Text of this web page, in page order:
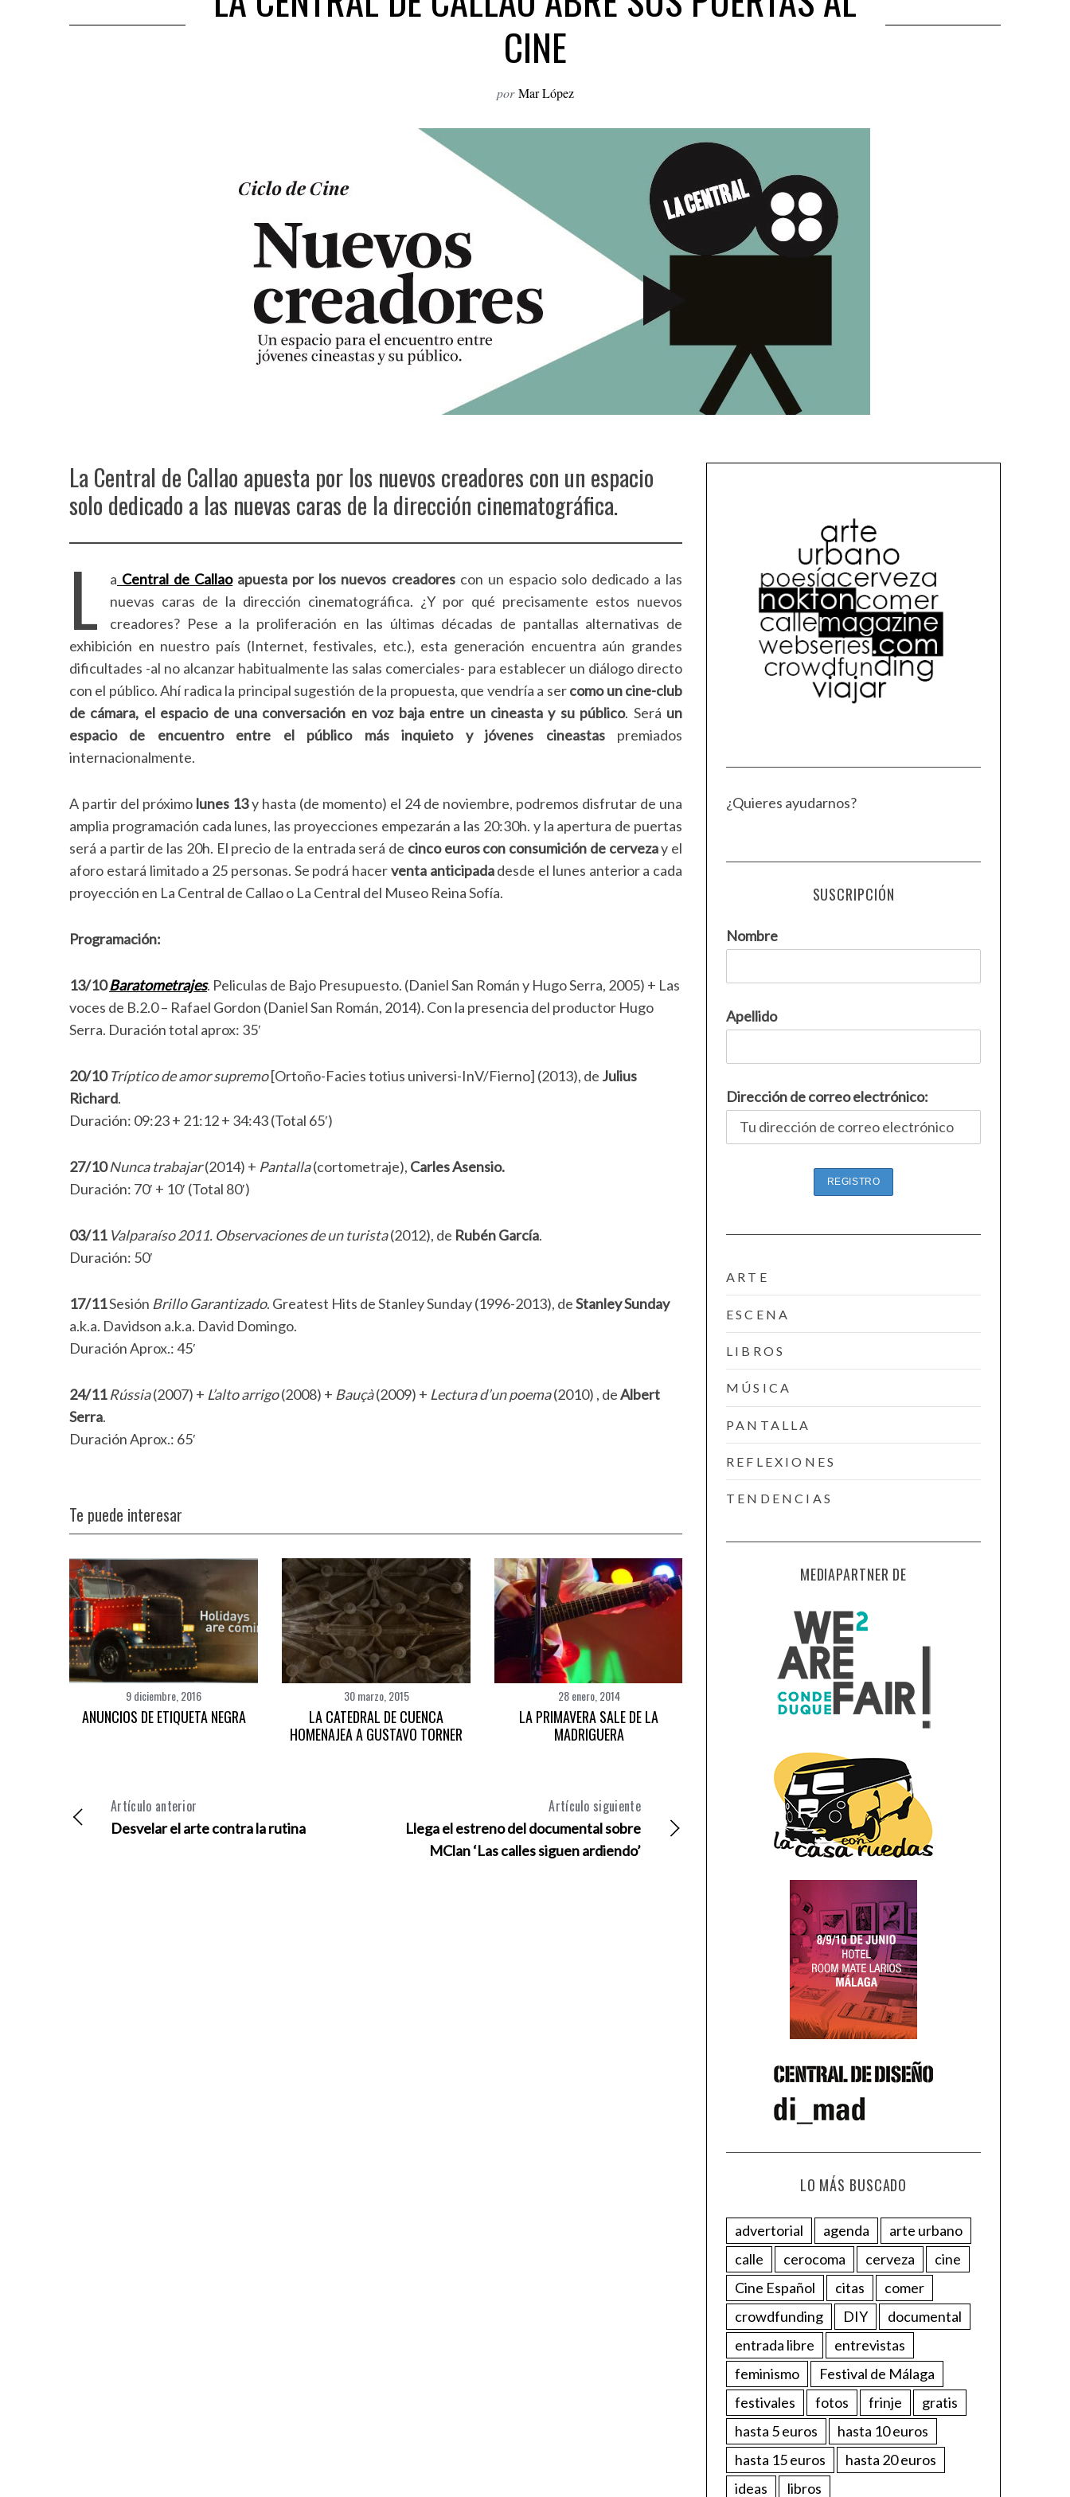
CINE
por Mar López
La Central de Callao apuesta por los nuevos creadores con un espacio
solo dedicado a las nuevas caras de la dirección cinematográfica.
L a Central de Callao apuesta por los nuevos creadorescon un espacio solo dedicado a las
nuevas caras de la dirección cinematográfica. ¿Y por qué precisamente estos nuevos
creadores? Pese a la proliferación en las últimas décadas de pantallas alternativas de
exhibición en nuestro país (Internet, festivales, etc.), esta generación encuentra aún grandes
dificultades -al no alcanzar habitualmente las salas comerciales- para establecer un diálogo directo
con el público. Ahí radica la principal sugestión de la propuesta, que vendría a sercomo un cine-club
de cámara, el espacio de una conversación en voz baja entre un cineasta y su público. Será un
espacio de encuentro entre el público más inquieto y jóvenes cineastaspremiados
internacionalmente.
A partir del próximo lunes 13y hasta (de momento) el 24 de noviembre, podremos disfrutar de una
amplia programación cada lunes, las proyecciones empezarán a las 20:30h. y la apertura de puertas
será a partir de las 20h. El precio de la entrada será de cinco euros con consumición de cervezay el
aforo estará limitado a 25 personas. Se podrá hacerventa anticipadadesde el lunes anterior a cada
proyección en La Central de Callao o La Central del Museo Reina Sofía.
Programación:
13/10Baratometrajes. Peliculas de Bajo Presupuesto. (Daniel San Román y Hugo Serra, 2005) + Las
voces de B.2.0 – Rafael Gordon (Daniel San Román, 2014). Con la presencia del productor Hugo
Serra. Duración total aprox: 35′
20/10 Tríptico de amor supremo[Ortoño-Facies totius universi-InV/Fierno] (2013), de Julius
Richard.
Duración: 09:23 + 21:12 + 34:43 (Total 65′)
27/10 Nunca trabajar(2014) + Pantalla(cortometraje), Carles Asensio.
Duración: 70′ + 10′ (Total 80′)
03/11 Valparaíso 2011. Observaciones de un turista(2012), de Rubén García.
Duración: 50′
17/11Sesión Brillo Garantizado. Greatest Hits de Stanley Sunday (1996-2013), deStanley Sunday
a.k.a. Davidson a.k.a. David Domingo.
Duración Aprox.: 45′
24/11 Rússia(2007) + L’alto arrigo(2008) + Bauçà(2009) + Lectura d’un poema(2010) , deAlbert
Serra.
Duración Aprox.: 65′
Te puede interesar
9 diciembre, 2016
ANUNCIOS DE ETIQUETA NEGRA
30 marzo, 2015
LA CATEDRAL DE CUENCA
HOMENAJEA A GUSTAVO TORNER
28 enero, 2014
LA PRIMAVERA SALE DE LA
MADRIGUERA
Artículo anterior
Desvelar el arte contra la rutina
Artículo siguiente
Llega el estreno del documental sobre
MClan ‘Las calles siguen ardiendo’
¿Quieres ayudarnos?
SUSCRIPCIÓN
Nombre
Apellido
Dirección de correo electrónico:
ARTE
ESCENA
LIBROS
MÚSICA
PANTALLA
REFLEXIONES
TENDENCIAS
MEDIAPARTNER DE
LO MÁS BUSCADO
advertorial agenda
arte urbano
calle
cerocoma cerveza
cine
Cine Español
citas
comer
crowdfunding
DIY
documental
entrada libre
entrevistas
feminismo
Festival de Málaga
festivales
fotos frinje
gratis
hasta 5 euros
hasta 10 euros
hasta 15 euros
hasta 20 euros
ideas
libros
e
a
h
: